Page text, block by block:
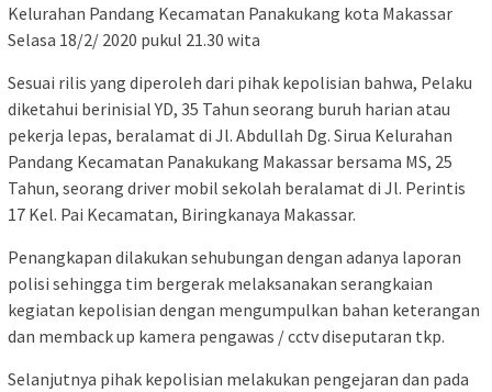
Kelurahan Pandang Kecamatan Panakukang kota Makassar
Selasa 18/2/ 2020 pukul 21.30 wita
Sesuai rilis yang diperoleh dari pihak kepolisian bahwa, Pelaku
diketahui berinisial YD, 35 Tahun seorang buruh harian atau
pekerja lepas, beralamat di Jl. Abdullah Dg. Sirua Kelurahan
Pandang Kecamatan Panakukang Makassar bersama MS, 25
Tahun, seorang driver mobil sekolah beralamat di Jl. Perintis
17 Kel. Pai Kecamatan, Biringkanaya Makassar.
Penangkapan dilakukan sehubungan dengan adanya laporan
polisi sehingga tim bergerak melaksanakan serangkaian
kegiatan kepolisian dengan mengumpulkan bahan keterangan
dan memback up kamera pengawas / cctv diseputaran tkp.
Selanjutnya pihak kepolisian melakukan pengejaran dan pada